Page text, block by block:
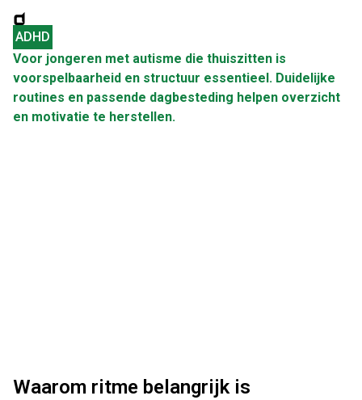
ADHD
Voor jongeren met autisme die thuiszitten is
voorspelbaarheid en structuur essentieel. Duidelijke
routines en passende dagbesteding helpen overzicht
en motivatie te herstellen.
Waarom ritme belangrijk is